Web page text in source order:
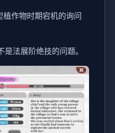
植作物时期宕机的询问
是法展阶绝技的问题。